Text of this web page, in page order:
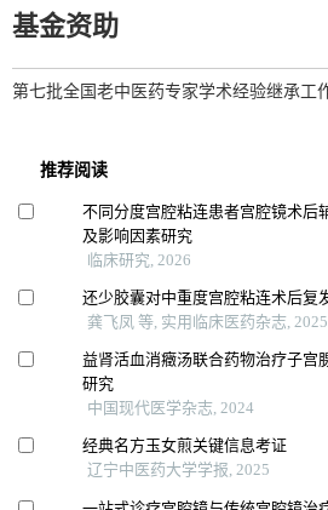
基金资助
第七批全国老中医药专家学术经验继承工